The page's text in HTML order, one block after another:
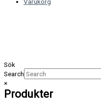
Sök
Search
×
Produkter